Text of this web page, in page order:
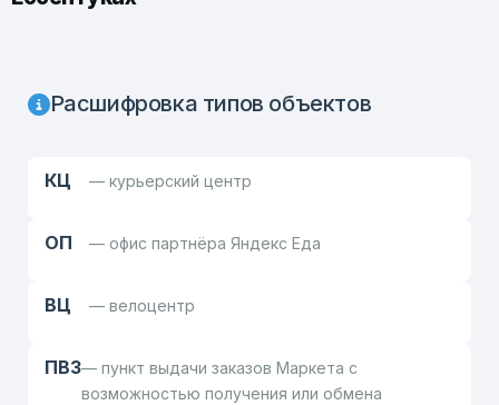
Расшифровка типов объектов
КЦ — курьерский центр
ОП — офис партнёра Яндекс Еда
ВЦ — велоцентр
ПВЗ— пункт выдачи заказов Маркета с
возможностью получения или обмена